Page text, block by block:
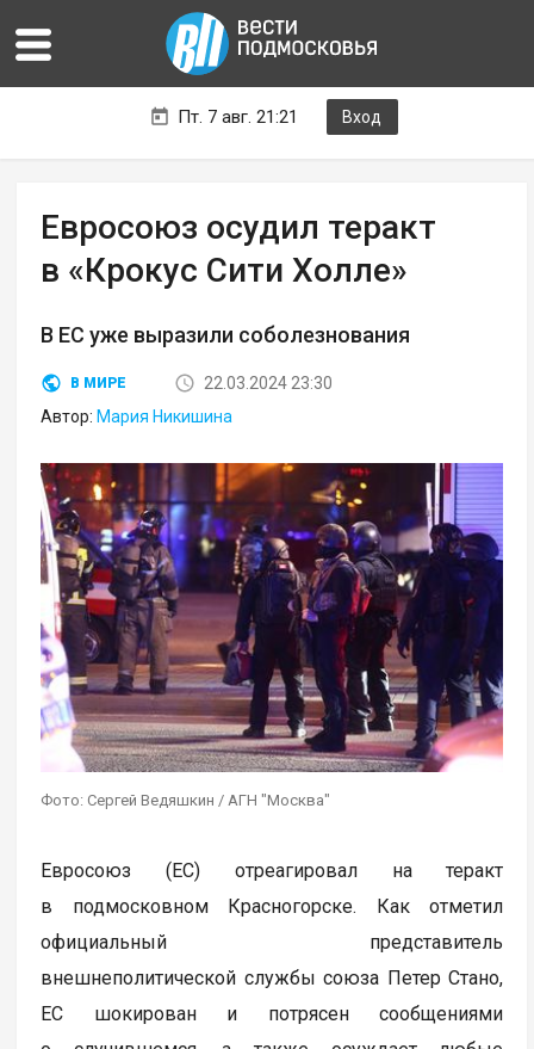
Пт. 7 авг. 21:21 Вход
Евросоюз осудил теракт
в «Крокус Сити Холле»
В ЕС уже выразили соболезнования
В МИРЕ
22.03.2024 23:30
Автор: Мария Никишина
Фото: Сергей Ведяшкин / АГН "Москва"
Евросоюз (ЕС) отреагировал на теракт
в подмосковном Красногорске. Как отметил
официальный представитель
внешнеполитической службы союза Петер Стано,
ЕС шокирован и потрясен сообщениями